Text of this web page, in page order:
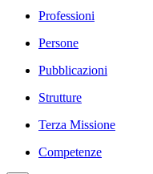
Professioni
Persone
Pubblicazioni
Strutture
Terza Missione
Competenze